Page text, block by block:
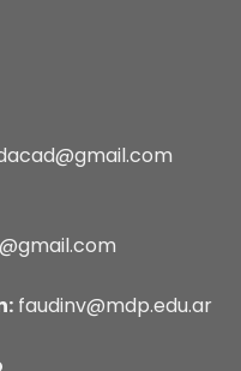
faudinv@mdp.edu.ar